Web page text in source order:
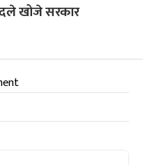
खोजे सरकार